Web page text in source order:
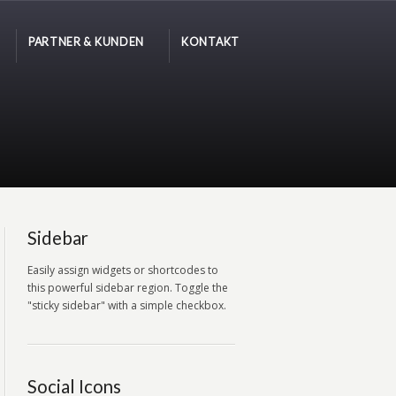
PARTNER & KUNDEN KONTAKT
Sidebar
Easily assign widgets or shortcodes to
this powerful sidebar region. Toggle the
"sticky sidebar" with a simple checkbox.
Social Icons